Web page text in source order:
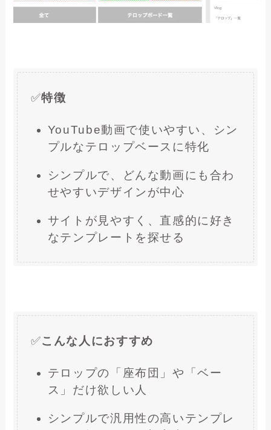
✅特徴
YouTube動画で使いやすい、シン
プルなテロップベースに特化
シンプルで、どんな動画にも合わ
せやすいデザインが中心
サイトが見やすく、直感的に好き
なテンプレートを探せる
✅こんな人におすすめ
テロップの「座布団」や「ベー
ス」だけ欲しい人
シンプルで汎用性の高いテンプレ